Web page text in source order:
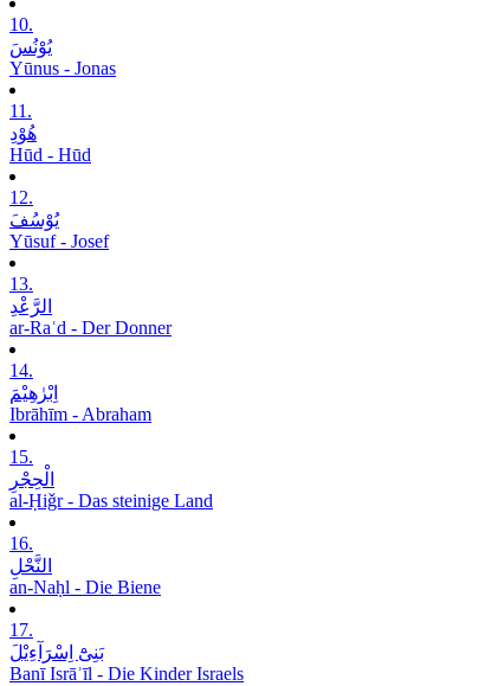
10.
یُوْنُسَ
Yūnus - Jonas
11.
ھُوْدِ
Hūd - Hūd
12.
یُوْسُفَ
Yūsuf - Josef
13.
الرَّعْدِ
ar-Raʿd - Der Donner
14.
اِبْرٰھِیْمَ
Ibrāhīm - Abraham
15.
الْحِجْرِ
al-Ḥiǧr - Das steinige Land
16.
النَّحْلِ
an-Naḥl - Die Biene
17.
بَنِیْٓ اِسْرَآءِیْلَ
Banī Isrāʾīl - Die Kinder Israels